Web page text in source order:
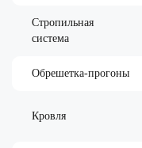
Стропильная
система
Обрешетка-прогоны
Кровля